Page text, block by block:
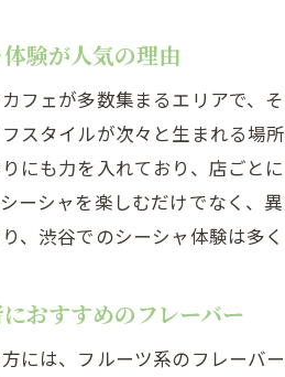
験が人気の理由
フェが多数集まるエリアで、
スタイルが次々と生まれる場
にも力を入れており、店ごと
ーシャを楽しむだけでなく、
、渋谷でのシーシャ体験は多
おすすめのフレーバー
には、フルーツ系のフレーバ